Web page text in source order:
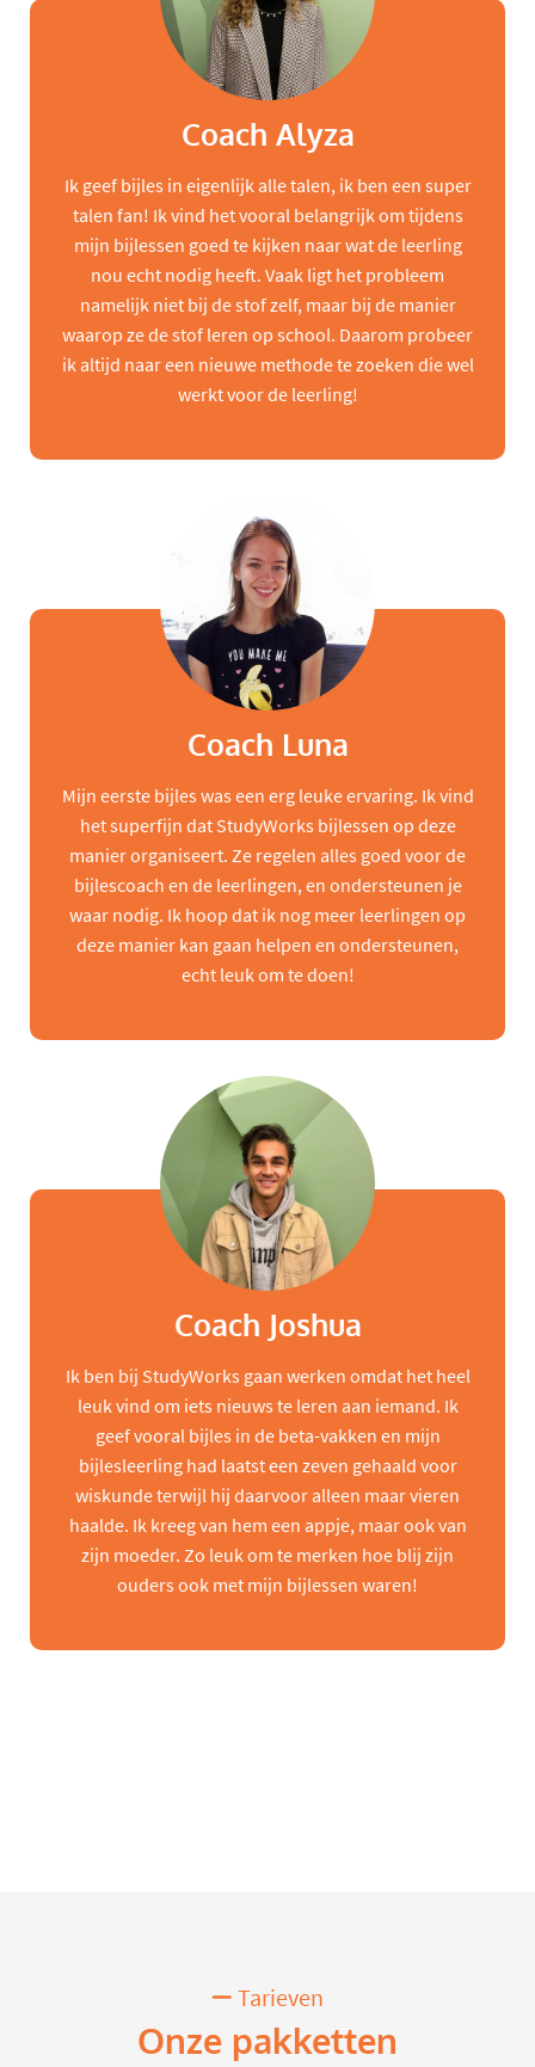
Coach Alyza
Ik geef bijles in eigenlijk alle talen, ik ben een super
talen fan! Ik vind het vooral belangrijk om tijdens
mijn bijlessen goed te kijken naar wat de leerling
nou echt nodig heeft. Vaak ligt het probleem
namelijk niet bij de stof zelf, maar bij de manier
waarop ze de stof leren op school. Daarom probeer
ik altijd naar een nieuwe methode te zoeken die wel
werkt voor de leerling!
Coach Luna
Mijn eerste bijles was een erg leuke ervaring. Ik vind
het superfijn dat StudyWorks bijlessen op deze
manier organiseert. Ze regelen alles goed voor de
bijlescoach en de leerlingen, en ondersteunen je
waar nodig. Ik hoop dat ik nog meer leerlingen op
deze manier kan gaan helpen en ondersteunen,
echt leuk om te doen!
Coach Joshua
Ik ben bij StudyWorks gaan werken omdat het heel
leuk vind om iets nieuws te leren aan iemand. Ik
geef vooral bijles in de beta-vakken en mijn
bijlesleerling had laatst een zeven gehaald voor
wiskunde terwijl hij daarvoor alleen maar vieren
haalde. Ik kreeg van hem een appje, maar ook van
zijn moeder. Zo leuk om te merken hoe blij zijn
ouders ook met mijn bijlessen waren!
Tarieven
Onze pakketten